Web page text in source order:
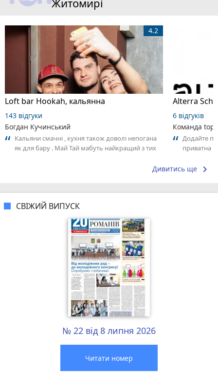
Житомирі
Loft bar Hookah, кальянна
4.2
143 відгуки
Богдан Кучинський
Кальяни смачні , кухня також доволі непогана
як для бару . Май Тай мабуть найкращий з тих
6 відгуків
Команда
Додайте
приватна
Дивитись ще keyboard_arrow_right
СВІЖИЙ ВИПУСК
№ 22 від 8 липня 2026
Читати номер